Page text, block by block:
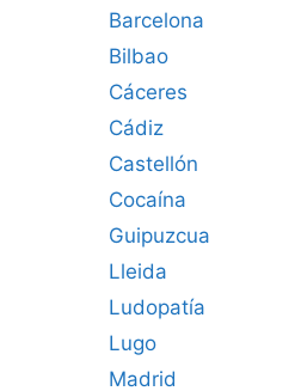
Barcelona
Bilbao
Cáceres‎
Cádiz
Castellón
Cocaína
Guipuzcua
Lleida
Ludopatía
Lugo
Madrid